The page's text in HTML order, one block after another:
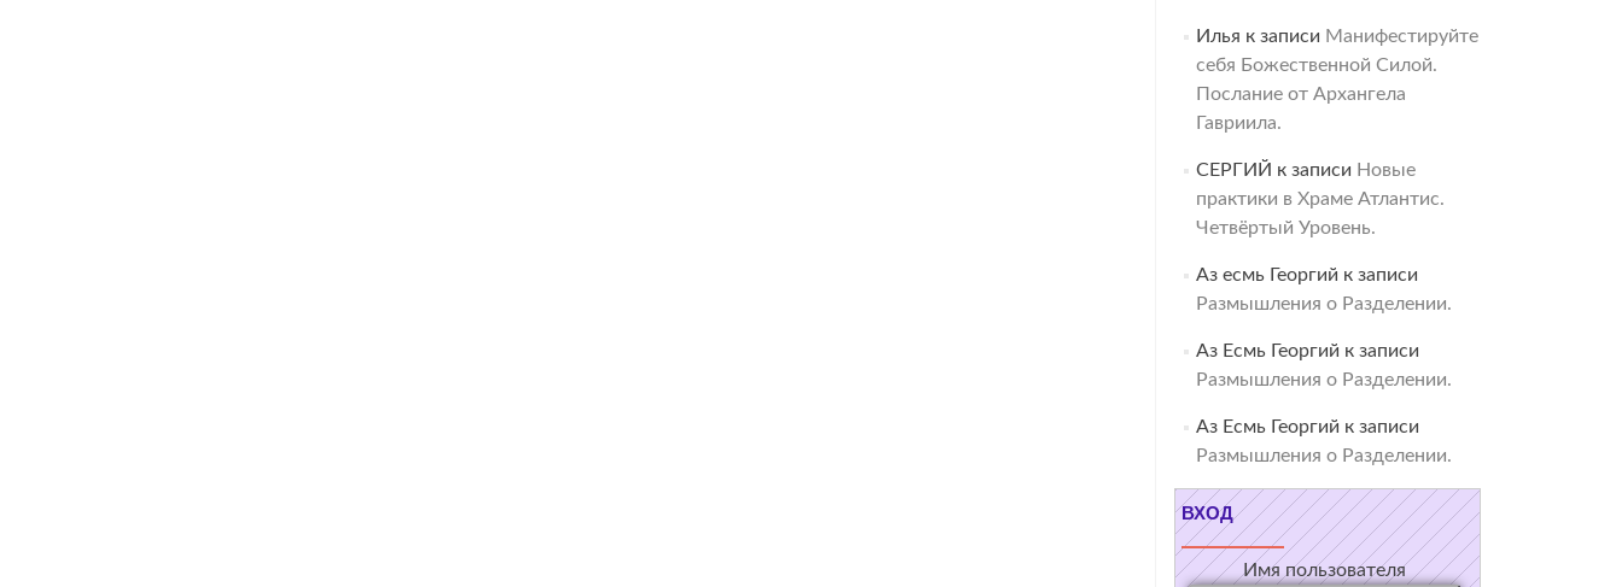
Илья к записи Манифестируйте
себя Божественной Силой.
Послание от Архангела
Гавриила.
СЕРГИЙ к записи Новые
практики в Храме Атлантис.
Четвёртый Уровень.
Аз есмь Георгий к записи
Размышления о Разделении.
Аз Есмь Георгий к записи
Размышления о Разделении.
Аз Есмь Георгий к записи
Размышления о Разделении.
ВХОД
Имя пользователя